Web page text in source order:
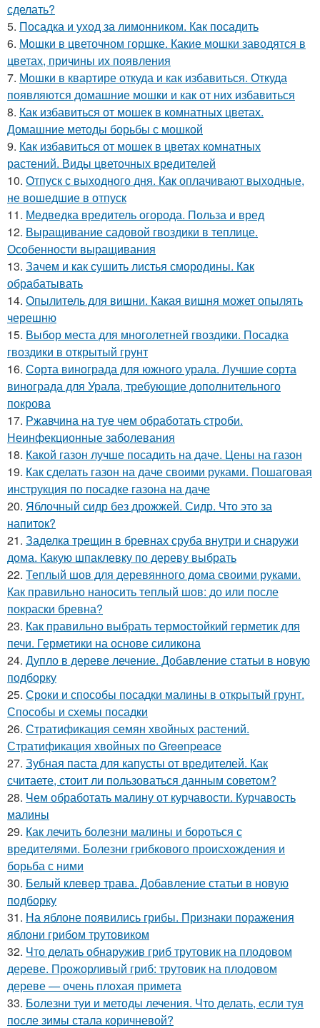
сделать?
5. Посадка и уход за лимонником. Как посадить
6. Мошки в цветочном горшке. Какие мошки заводятся в
цветах, причины их появления
7. Мошки в квартире откуда и как избавиться. Откуда
появляются домашние мошки и как от них избавиться
8. Как избавиться от мошек в комнатных цветах.
Домашние методы борьбы с мошкой
9. Как избавиться от мошек в цветах комнатных
растений. Виды цветочных вредителей
10. Отпуск с выходного дня. Как оплачивают выходные,
не вошедшие в отпуск
11. Медведка вредитель огорода. Польза и вред
12. Выращивание садовой гвоздики в теплице.
Особенности выращивания
13. Зачем и как сушить листья смородины. Как
обрабатывать
14. Опылитель для вишни. Какая вишня может опылять
черешню
15. Выбор места для многолетней гвоздики. Посадка
гвоздики в открытый грунт
16. Сорта винограда для южного урала. Лучшие сорта
винограда для Урала, требующие дополнительного
покрова
17. Ржавчина на туе чем обработать строби.
Неинфекционные заболевания
18. Какой газон лучше посадить на даче. Цены на газон
19. Как сделать газон на даче своими руками. Пошаговая
инструкция по посадке газона на даче
20. Яблочный сидр без дрожжей. Сидр. Что это за
напиток?
21. Заделка трещин в бревнах сруба внутри и снаружи
дома. Какую шпаклевку по дереву выбрать
22. Теплый шов для деревянного дома своими руками.
Как правильно наносить теплый шов: до или после
покраски бревна?
23. Как правильно выбрать термостойкий герметик для
печи. Герметики на основе силикона
24. Дупло в дереве лечение. Добавление статьи в новую
подборку
25. Сроки и способы посадки малины в открытый грунт.
Способы и схемы посадки
26. Стратификация семян хвойных растений.
Стратификация хвойных по Greenpeace
27. Зубная паста для капусты от вредителей. Как
считаете, стоит ли пользоваться данным советом?
28. Чем обработать малину от курчавости. Курчавость
малины
29. Как лечить болезни малины и бороться с
вредителями. Болезни грибкового происхождения и
борьба с ними
30. Белый клевер трава. Добавление статьи в новую
подборку
31. На яблоне появились грибы. Признаки поражения
яблони грибом трутовиком
32. Что делать обнаружив гриб трутовик на плодовом
дереве. Прожорливый гриб: трутовик на плодовом
дереве — очень плохая примета
33. Болезни туи и методы лечения. Что делать, если туя
после зимы стала коричневой?